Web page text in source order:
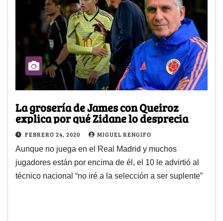
La grosería de James con Queiroz
explica por qué Zidane lo desprecia
FEBRERO 24, 2020 MIGUEL RENGIFO
Aunque no juega en el Real Madrid y muchos
jugadores están por encima de él, el 10 le advirtió al
técnico nacional “no iré a la selección a ser suplente”